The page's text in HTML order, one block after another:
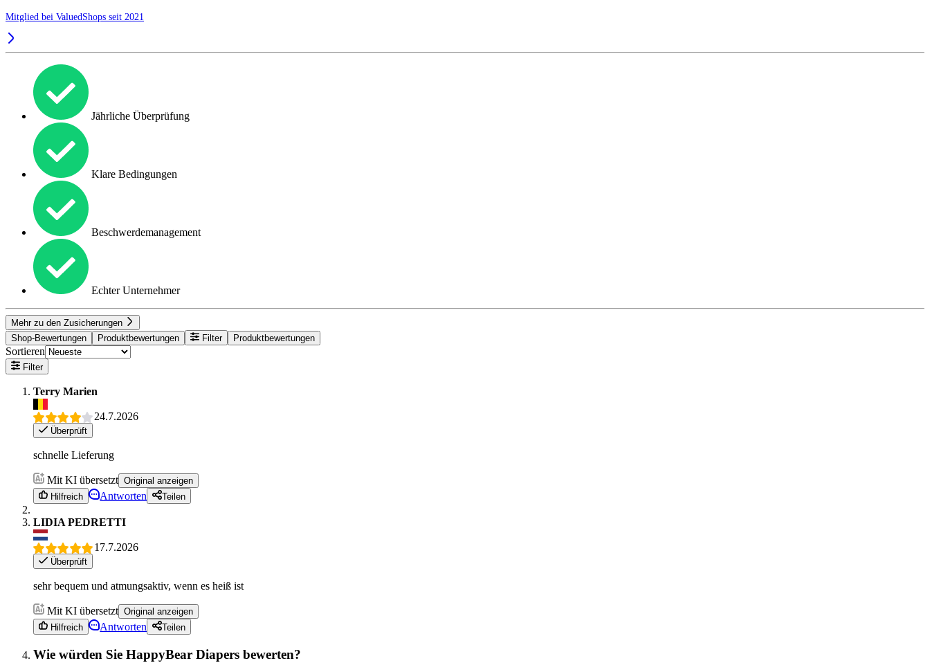
Mitglied bei ValuedShops seit 2021
Jährliche Überprüfung
Klare Bedingungen
Beschwerdemanagement
Echter Unternehmer
Mehr zu den Zusicherungen
Shop-Bewertungen
Produktbewertungen Filter Produktbewertungen
Sortieren
Filter
Terry Marien
24.7.2026
Überprüft
schnelle Lieferung
Mit KI übersetzt Original anzeigen
Hilfreich
Antworten Teilen
LIDIA PEDRETTI
17.7.2026
Überprüft
sehr bequem und atmungsaktiv, wenn es heiß ist
Mit KI übersetzt Original anzeigen
Hilfreich
Antworten Teilen
Wie würden Sie HappyBear Diapers bewerten?